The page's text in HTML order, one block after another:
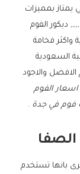
يمتاز بمميزات
ديكور الفوم
واكثر فخامة
السعودية
والاجود
الفوم
فوم في جدة .
الصفا
بانها تستخدم